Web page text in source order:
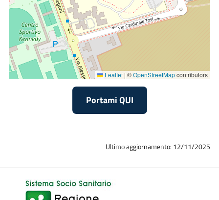
Leaflet | ©OpenStreetMapcontributors
Portami QUI
Ultimo aggiornamento: 12/11/2025